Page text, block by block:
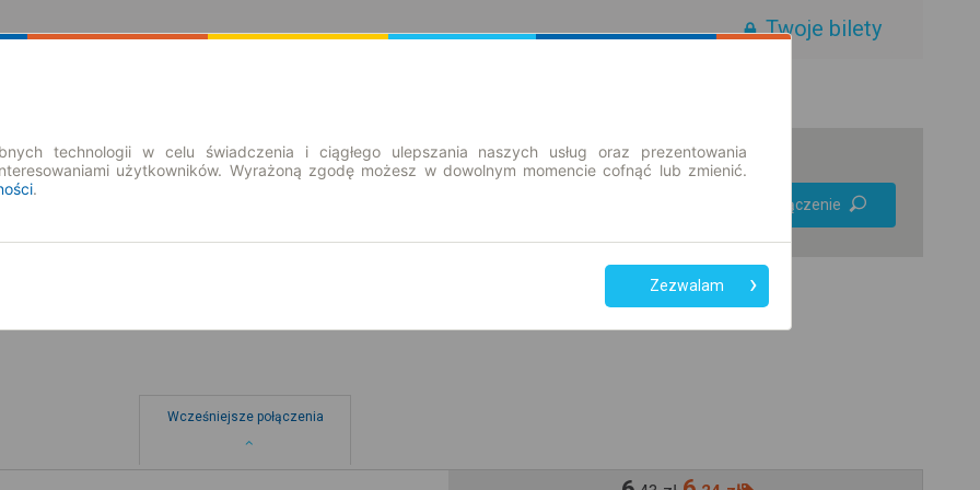
Twoje bilety
Znajdź połączenie
Wcześniejsze połączenia
technologii w celu świadczenia i ciągłego ulepszania naszych usług oraz prezentowania
użytkowników. Wyrażoną zgodę możesz w dowolnym momencie cofnąć lub zmienić.
.
Zezwalam